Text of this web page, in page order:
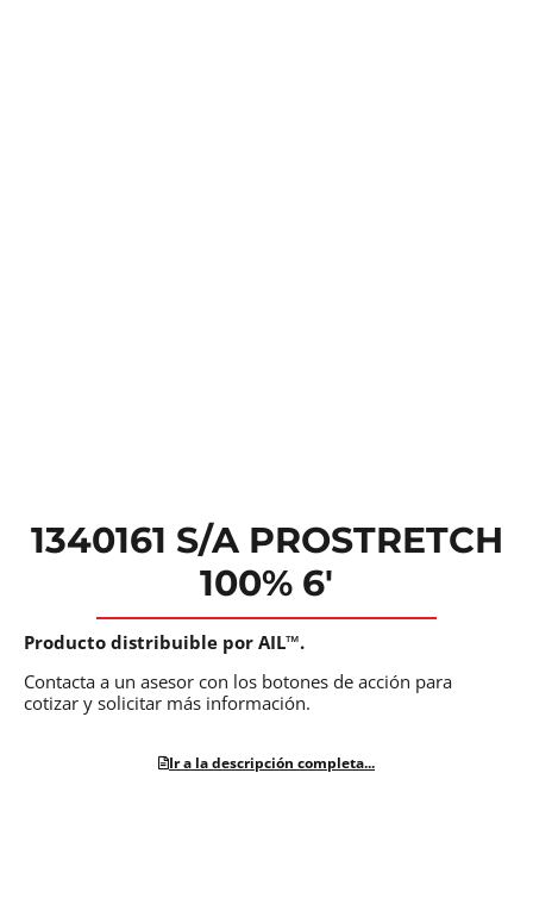
1340161 S/A PROSTRETCH
100% 6′
Producto distribuible por AIL™.
Contacta a un asesor con los botones de acción para
cotizar y solicitar más información.
Ir a la descripción completa...